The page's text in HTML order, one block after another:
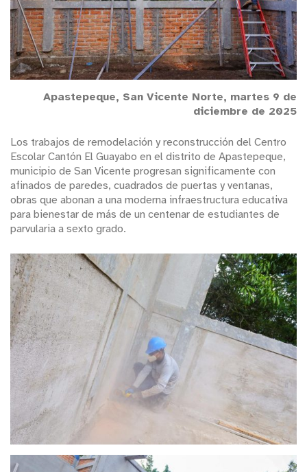
Apastepeque, San Vicente Norte, martes 9 de
diciembre de 2025
Los trabajos de remodelación y reconstrucción del Centro
Escolar Cantón El Guayabo en el distrito de Apastepeque,
municipio de San Vicente progresan significamente con
afinados de paredes, cuadrados de puertas y ventanas,
obras que abonan a una moderna infraestructura educativa
para bienestar de más de un centenar de estudiantes de
parvularia a sexto grado.